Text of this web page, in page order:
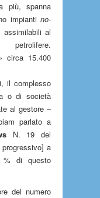
più, spanna
impianti no-
al
circa 15.400
il complesso
o di società
al gestore –
parlato a
N. 19 del
a
di questo
del numero